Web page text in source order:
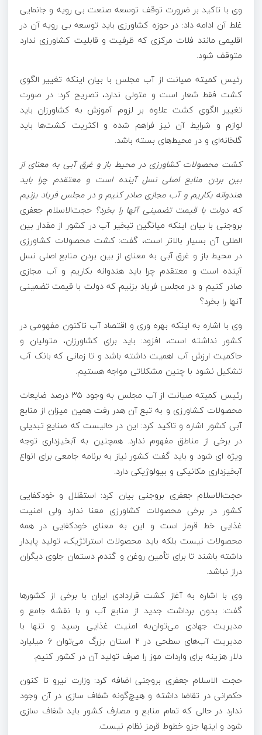
وی با تاکید بر ضرورت توقف توسعه صنعت بی رویه و جانمایی
غلط آن ادامه داد: در حوزه کشاورزی باید توسعه بی رویه آن در
اقلیمی مانند فلات مرکزی که ظرفیت و قابلیت کشاورزی ندارد
متوقف شود.
رئیس کمیته صیانت از آب مجلس با بیان اینکه تغییر الگوی
کشت فقط شعار است و متولی ندارد، تصریح کرد: در صورت
تغییر الگوی کشت علاوه بر لزوم آموزش به کشاورزان باید
لوازم و شرایط آن نیز فراهم شده و اکثریت کشت‌ها باید
گلخانه‌ای و در محیط‌های بسته باشد.
کشت محصولات کشاورزی در محیط باز و غرقآبی به معنای از
بین بردن منابع اصلی نسل آینده است و معتقدم چرا باید
هندوانه بکاریم و آب مجازی صادر کنیم و در مجلس فریاد بزنیم
که دولت با قیمت تضمینی آنها را بخرد؟ حجت‌الاسلام جعفری
بروجنی با بیان اینکه میانگین تبخیر آب در کشور از مقدار بین
المللی آن بسیار بالاتر است، گفت: کشت محصولات کشاورزی
در محیط باز و غرقآبی به معنای از بین بردن منابع اصلی نسل
آینده است و معتقدم چرا باید هندوانه بکاریم و آب مجازی
صادر کنیم و در مجلس فریاد بزنیم که دولت با قیمت تضمینی
آنها را بخرد؟
وی با اشاره به اینکه بهره وری و اقتصاد آب تاکنون مفهومی در
کشور نداشته است، افزود: باید برای کشاورزان، متولیان و
حاکمیت ارزش آب اهمیت داشته باشد و تا زمانیکه بانک آب
تشکیل نشود با چنین مشکلاتی مواجه هستیم.
رئیس کمیته صیانت از آب مجلس به وجود ۳۵ درصد ضایعات
محصولات کشاورزی و به تبع آن هدر رفت همین میزان از منابع
آبی کشور اشاره و تاکید کرد: این در حالیست که صنایع تبدیلی
در برخی از مناطق مفهوم ندارد. همچنین بهآبخیزداری توجه
ویژه ای شود و باید گفت کشور نیاز به برنامه جامعی برای انواع
آبخیزداری مکانیکی و بیولوژیکی دارد.
حجت‌الاسلام جعفری بروجنی بیان کرد: استقلال و خودکفایی
کشور در برخی محصولات کشاورزی معنا ندارد ولی امنیت
غذایی خط قرمز است و این به معنای خودکفایی در همه
محصولات نیست بلکه باید محصولات استراتژیک، تولید پایدار
داشته باشند تا برای تأمین روغن و گندم دستمان جلوی دیگران
دراز نباشد.
وی با اشاره به آغاز کشت قراردادی ایران با برخی از کشورها
گفت: بدون برداشت جدید از منابع آب و با نقشه جامع و
مدیریت جهادی می‌توان‌به امنیت غذایی رسید و تنها با
مدیریت آب‌های سطحی در ۲ استان بزرگ می‌توان ۶ میلیارد
دلار هزینه برای واردات موز را صرف تولید آن در کشور کنیم.
حجت الاسلام جعفری بروجنی اضافه کرد: وزارت نیرو تا کنون
حکمرانی در تقاضا داشته و هیچ‌گونه شفاف سازی در آن وجود
ندارد در حالی کهتمام منابع و مصارف کشور باید شفاف سازی
شود و اینها جزو خطوط قرمز نظام نیست.